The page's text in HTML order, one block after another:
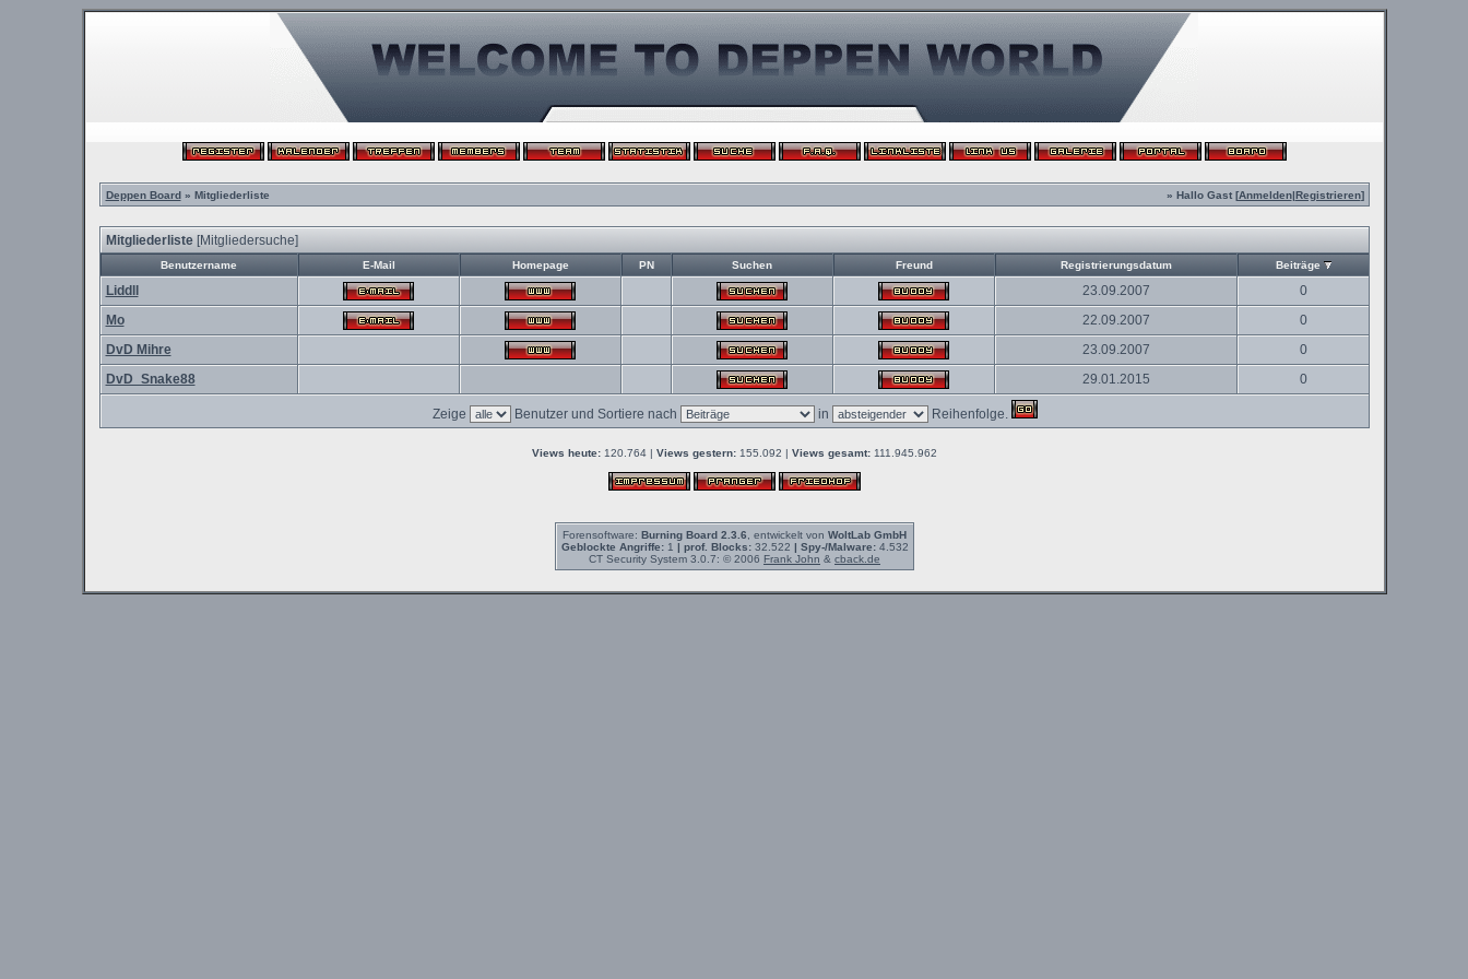
Deppen Board» Mitgliederliste » Hallo Gast [Anmelden|Registrieren]
Mitgliederliste[Mitgliedersuche]
Benutzername E-Mail Homepage PN Suchen Freund Registrierungsdatum Beiträge
Liddll 23.09.2007
0
Mo
22.09.2007
0
DvD Mihre
23.09.2007
0
DvD_Snake88
29.01.2015 0
Zeige Benutzer und Sortiere nach in Reihenfolge.
Views heute:120.764 | Views gestern:155.092 | Views gesamt:111.945.962
Forensoftware: Burning Board 2.3.6 , entwickelt von WoltLab GmbH
Geblockte Angriffe:1 | prof. Blocks:32.522 | Spy-/Malware:4.532
CT Security System 3.0.7: © 2006 Frank John & cback.de